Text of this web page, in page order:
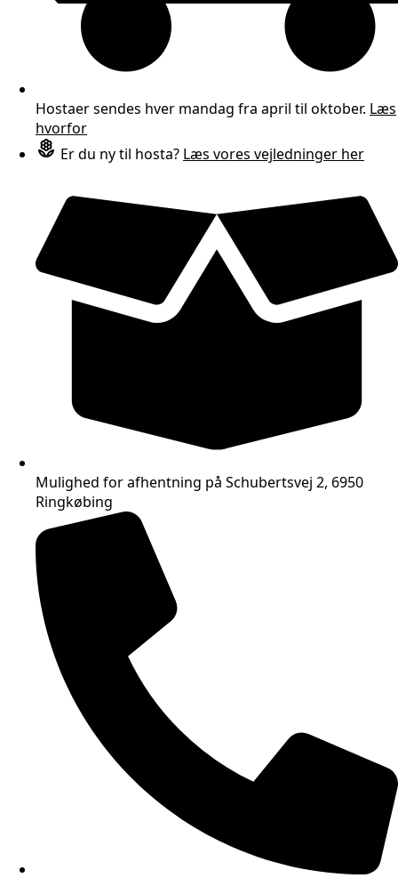
Hostaer sendes hver mandag fra april til oktober. Læs
hvorfor
Er du ny til hosta? Læs vores vejledninger her
Mulighed for afhentning på Schubertsvej 2, 6950
Ringkøbing